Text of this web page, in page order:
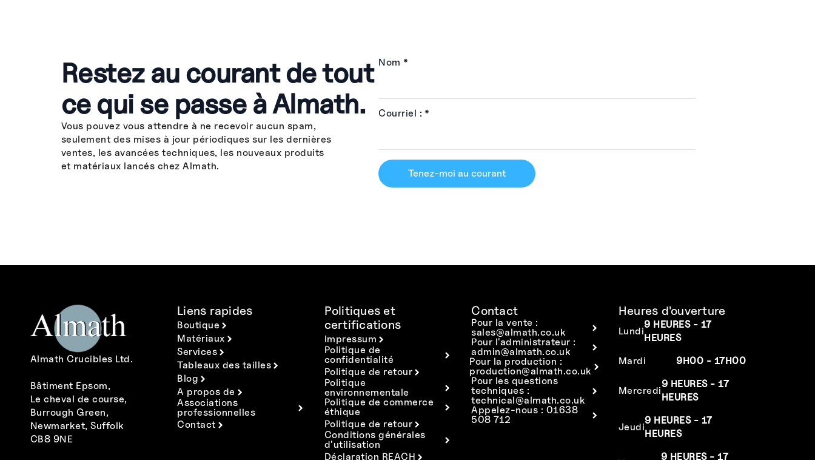
Restez au courant de tout
ce qui se passe à Almath.
Vous pouvez vous attendre à ne recevoir aucun spam,
seulement des mises à jour périodiques sur les dernières
ventes, les avancées techniques, les nouveaux produits
et matériaux lancés chez Almath.
Nom *
Courriel : *
Tenez-moi au courant
Almath Crucibles Ltd.
Bâtiment Epsom,
Le cheval de course,
Burrough Green,
Newmarket, Suffolk
CB8 9NE
Liens rapides
Boutique
Matériaux
Services
Tableaux des tailles
Blog
A propos de
Associations
professionnelles
Contact
Politiques et
certifications
Impressum
Politique de
confidentialité
Politique de retour
Politique
environnementale
Politique de commerce
éthique
Politique de retour
Conditions générales
d'utilisation
Déclaration REACH
Contact
Pour la vente :
sales@almath.co.uk
Pour l'administrateur :
admin@almath.co.uk
Pour la production :
production@almath.co.uk
Pour les questions
techniques :
technical@almath.co.uk
Appelez-nous : 01638
508 712
Heures d'ouverture
Lundi
9 HEURES - 17
HEURES
Mardi
9H00 - 17H00
Mercredi
9 HEURES - 17
HEURES
Jeudi
9 HEURES - 17
HEURES
9 HEURES - 17